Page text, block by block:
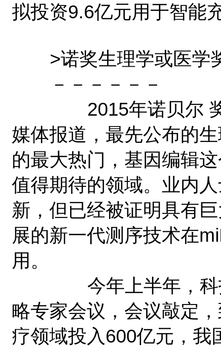
拟投资9.6亿元用于智能
>诺奖生理学或医学
－－－－－－
2015年诺贝尔 奖将
媒体报道，最先公布的
的最大热门，基因编辑
值得期待的领域。业内
新，但已经被证明具有
展的新一代测序技术在
用。
今年上半年，科技
略专家会议，会议敲定
疗领域投入600亿元，我